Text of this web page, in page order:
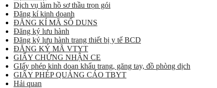
Dịch vụ làm hồ sơ thầu trọn gói
Đăng kí kinh doanh
ĐĂNG KÍ MÃ SỐ DUNS
Đăng ký lưu hành
Đăng ký lưu hành trang thiết bị y tế BCD
ĐĂNG KÝ MÃ VTYT
GIẤY CHỨNG NHẬN CE
GIấy phép kinh doan khẩu trang, găng tay, đồ phòng dịch
GIẤY PHÉP QUẢNG CÁO TBYT
Hải quan